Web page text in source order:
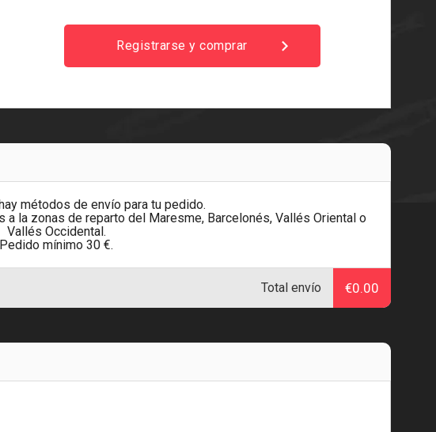
Registrarse y comprar chevron_right
métodos de envío para tu pedido.
la zonas de reparto del Maresme, Barcelonés, Vallés Oriental o
Vallés Occidental.
Pedido mínimo 30 €.
€0.00
Total envío